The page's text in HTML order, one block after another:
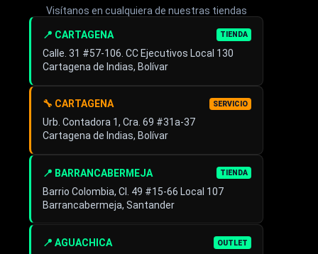
Visítanos en cualquiera de nuestras tiendas
📍 CARTAGENA TIENDA
Calle. 31 #57-106. CC Ejecutivos Local 130
Cartagena de Indias, Bolívar
🔧 CARTAGENA SERVICIO
Urb. Contadora 1, Cra. 69 #31a-37
Cartagena de Indias, Bolívar
📍 BARRANCABERMEJA TIENDA
Barrio Colombia, Cl. 49 #15-66 Local 107
Barrancabermeja, Santander
📍 AGUACHICA OUTLET